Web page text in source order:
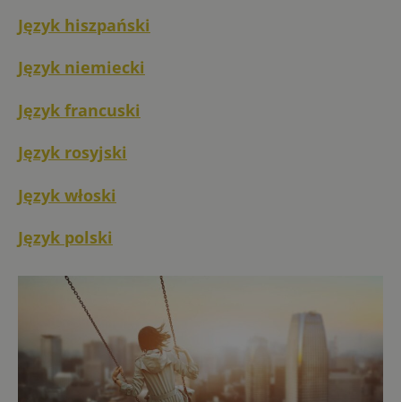
Język hiszpański
Język niemiecki
Język francuski
Język rosyjski
Język włoski
Język polski